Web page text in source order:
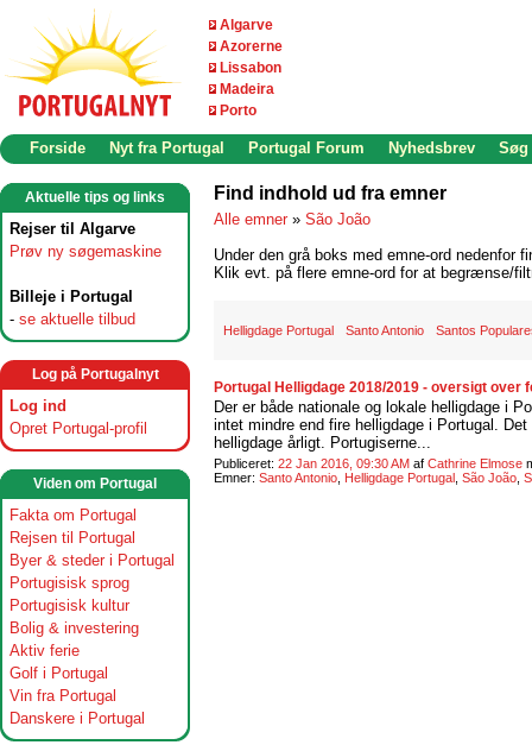
Algarve
Azorerne
Lissabon
Madeira
Porto
Forside Nyt fra Portugal Portugal Forum Nyhedsbrev Søg
Aktuelle tips og links
Rejser til Algarve
Prøv ny søgemaskine
Billeje i Portugal
- se aktuelle tilbud
Log på Portugalnyt
Log ind
Opret Portugal-profil
Viden om Portugal
Fakta om Portugal
Rejsen til Portugal
Byer & steder i Portugal
Portugisisk sprog
Portugisisk kultur
Bolig & investering
Aktiv ferie
Golf i Portugal
Vin fra Portugal
Danskere i Portugal
Find indhold ud fra emner
Alle emner » São João
Under den grå boks med emne-ord nedenfor
Klik evt. på flere emne-ord for at begrænse/
Helligdage Portugal Santo Antonio Santos
Portugal Helligdage 2018/2019 - oversigt over
Der er både nationale og lokale helligdage i
intet mindre end fire helligdage i Portugal.
helligdage årligt. Portugiserne...
Publiceret: 22 Jan 2016, 09:30 AM af Cathrine Elmose
Emner: Santo Antonio Helligdage Portugal São João